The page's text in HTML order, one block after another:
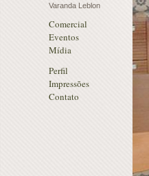
Varanda Leblon
Comercial
Eventos
Mídia
Perfil
Impressões
Contato